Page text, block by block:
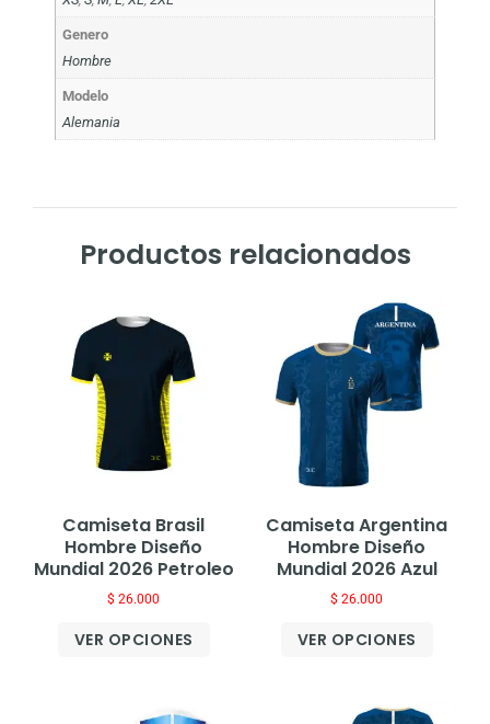
Genero
Hombre
Modelo
Alemania
Productos relacionados
Camiseta Brasil
Hombre Diseño
Mundial 2026 Petroleo
$ 26.000
VER OPCIONES
Camiseta Argentina
Hombre Diseño
Mundial 2026 Azul
$ 26.000
VER OPCIONES